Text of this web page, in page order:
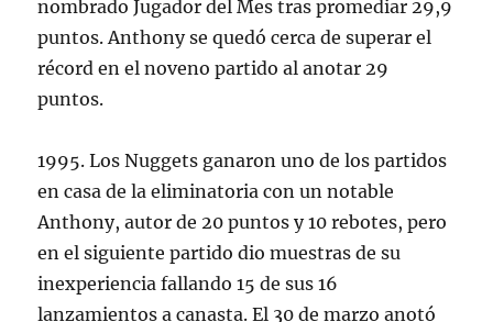
nombrado Jugador del Mes tras promediar 29,9
puntos. Anthony se quedó cerca de superar el
récord en el noveno partido al anotar 29
puntos.
1995. Los Nuggets ganaron uno de los partidos
en casa de la eliminatoria con un notable
Anthony, autor de 20 puntos y 10 rebotes, pero
en el siguiente partido dio muestras de su
inexperiencia fallando 15 de sus 16
lanzamientos a canasta. El 30 de marzo anotó